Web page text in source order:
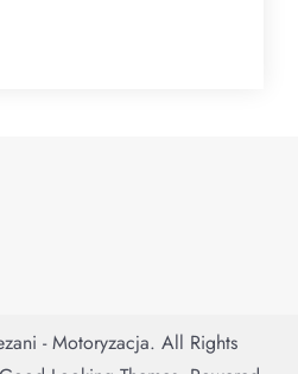
- Motoryzacja. All Rights